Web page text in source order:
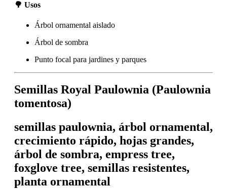
🌳 Usos
Árbol ornamental aislado
Árbol de sombra
Punto focal para jardines y parques
Semillas Royal Paulownia (Paulownia
tomentosa)
semillas paulownia, árbol ornamental,
crecimiento rápido, hojas grandes,
árbol de sombra, empress tree,
foxglove tree, semillas resistentes,
planta ornamental